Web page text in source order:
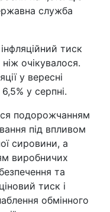
служба
тиск
очікувалося.
у вересні
у серпні.
подорожчанням
під впливом
сировини, а
виробничих
та
тиск і
обмінного